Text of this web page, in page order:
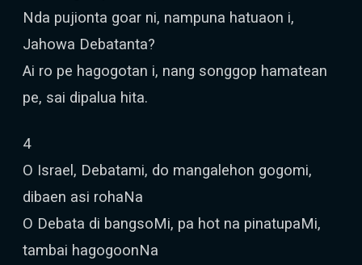
Nda pujionta goar ni, nampuna hatuaon i,
Jahowa Debatanta?
Ai ro pe hagogotan i, nang songgop hamatean
pe, sai dipalua hita.
4
O Israel, Debatami, do mangalehon gogomi,
dibaen asi rohaNa
O Debata di bangsoMi, pa hot na pinatupaMi,
tambai hagogoonNa